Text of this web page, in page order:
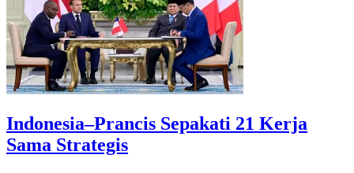
Indonesia–Prancis Sepakati 21 Kerja
Sama Strategis